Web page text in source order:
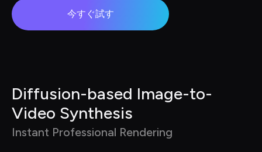
今すぐ試す
Diffusion-based Image-to-
Video Synthesis
Instant Professional Rendering